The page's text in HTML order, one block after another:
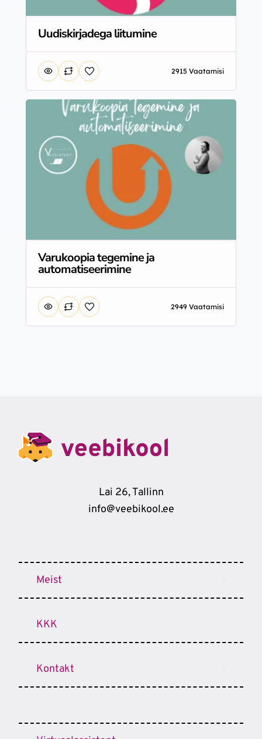
Uudiskirjadega liitumine
2915 Vaatamisi
Varukoopia tegemine ja
automatiseerimine
2949 Vaatamisi
Lai 26, Tallinn
info@veebikool.ee
Meist
KKK
Kontakt